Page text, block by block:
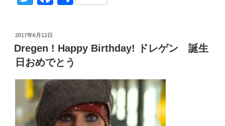
リ
ア
ル
者
Dregen
ck e
a
d
e
ss
m
r
er
tt
er e
b
o
o
k
投
稿
日:
2017年6月12日
Dregen ! Happy Birthday! ドレゲン 誕生
日おめでとう